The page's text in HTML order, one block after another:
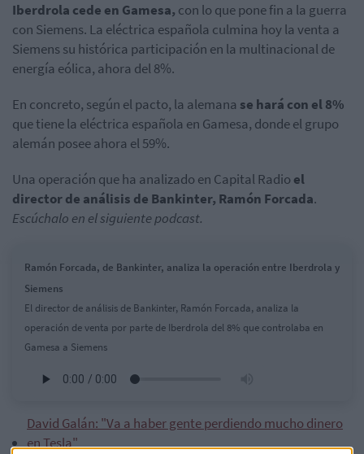
Iberdrola cede en Gamesa, con lo que pone fin a la guerra
con Siemens. La eléctrica española culmina hoy la venta a
Siemens su histórica participación en la multinacional de
energía eólica, ahora del 8%.
En concreto, según el pacto, la alemana se hará con el 8%
que tiene la eléctrica española en Gamesa, donde el grupo
alemán posee ahora el 59%.
Una operación que ha analizado en Capital Radio el
director de análisis de Bankinter, Ramón Forcada.
Escúchalo en el siguiente podcast.
Ramón Forcada, de Bankinter, analiza la operación entre Iberdrola y
Siemens
El director de análisis de Bankinter, Ramón Forcada, analiza la
operación de venta por parte de Iberdrola del 8% que controlaba en
Gamesa a Siemens
David Galán: "Va a haber gente perdiendo mucho dinero
en Tesla"